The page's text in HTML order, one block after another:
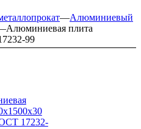
—Алюминиевый
Алюминиевая плита
99